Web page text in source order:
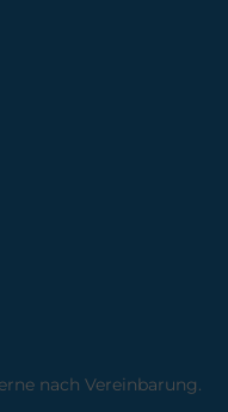
nach Vereinbarung.